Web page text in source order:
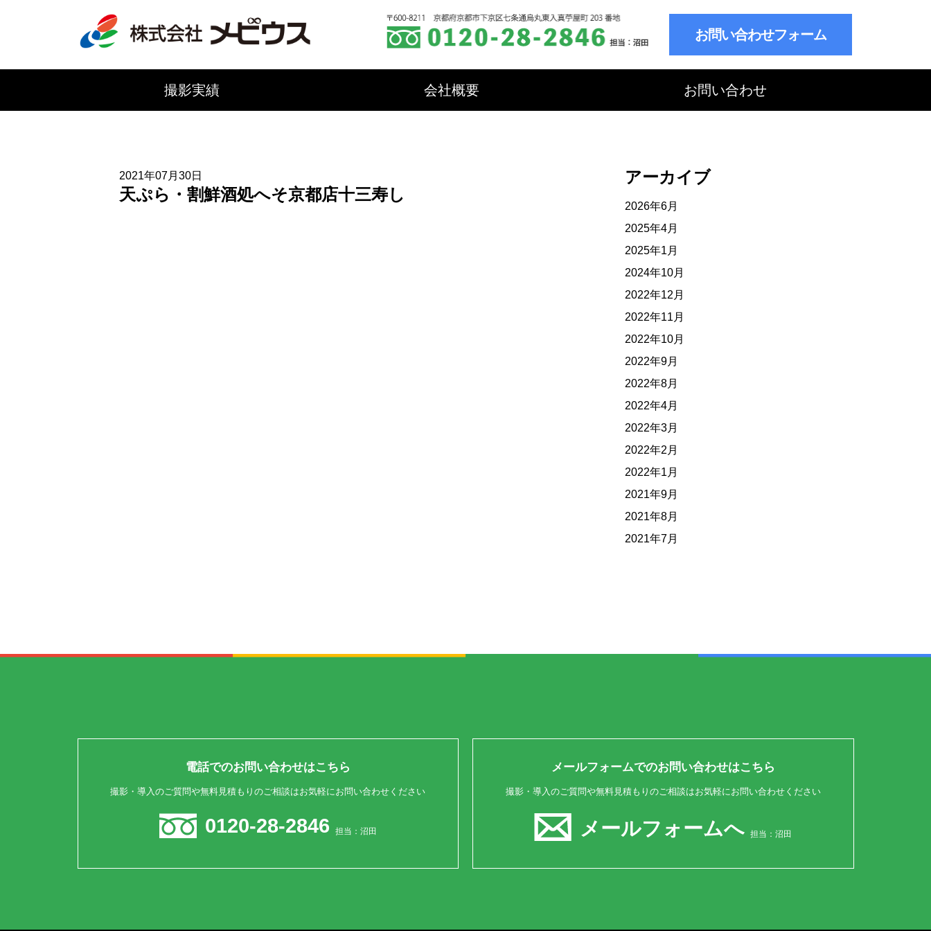
お問い合わせフォーム
撮影実績 会社概要 お問い合わせ
2021年07月30日
天ぷら・割鮮酒処へそ京都店十三寿し
アーカイブ
2026年6月
2025年4月
2025年1月
2024年10月
2022年12月
2022年11月
2022年10月
2022年9月
2022年8月
2022年4月
2022年3月
2022年2月
2022年1月
2021年9月
2021年8月
2021年7月
電話でのお問い合わせはこちら
撮影・導入のご質問や無料見積もりのご相談はお気軽にお問い合わせください
0120-28-2846 担当：沼田
メールフォームでのお問い合わせはこちら
撮影・導入のご質問や無料見積もりのご相談はお気軽にお問い合わせください
メールフォームへ 担当：沼田